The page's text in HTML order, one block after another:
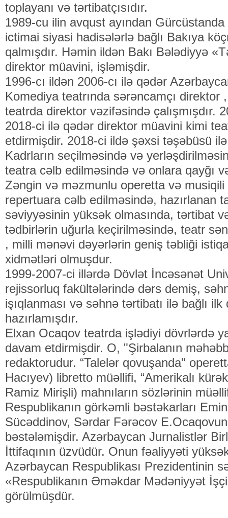
toplayanı və tərtibatçısıdır.
1989-cu ilin avqust ayından
ictimai siyasi hadisələrlə bağlı Bakıya
qalmışdır. Həmin ildən Bakı Bələdiyyə
direktor müavini, işləmişdir.
1996-cı ildən 2006-cı ilə qədər
Komediya teatrında sərəncamçı direktor
teatrda direktor vəzifəsində çalışmışdır.
2018-ci ilə qədər direktor müavini kimi
etdirmişdir. 2018-ci ildə şəxsi təşəbüsü ilə
Kadrların seçilməsində və
teatra cəlb edilməsində və onlara qayğı
Zəngin və məzmunlu operetta və musiqili
repertuara cəlb edilməsində, hazırlanan
səviyyəsinin yüksək olmasında, tərtibat
tədbirlərin uğurla keçirilməsində, teatr
, milli mənəvi dəyərlərin geniş təbliği
xidmətləri olmuşdur.
1999-2007-ci illərdə Dövlət İncəsənət
rejissorluq fakültələrində dərs demiş,
işıqlanması və səhnə tərtibatı ilə bağlı
hazırlamışdır.
Elxan Ocaqov teatrda işlədiyi dövrlərdə
davam etdirmişdir. O, "Şirbalanın
redaktorudur. “Talelər qovuşanda"
Hacıyev) libretto müəllifi, “Amerikalı
Ramiz Mirişli) mahnıların sözlərinin
Respublikanın görkəmli bəstəkarları
Sücəddinov, Sərdar Fərəcov
bəstələmişdir. Azərbaycan Jurnalistlər
İttifaqının üzvüdür. Onun fəaliyyəti
Azərbaycan Respublikası Prezidentinin
«Respublikanın Əməkdar Mədəniyyət
görülmüşdür.